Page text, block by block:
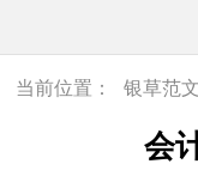
当前位置： 银草范
会